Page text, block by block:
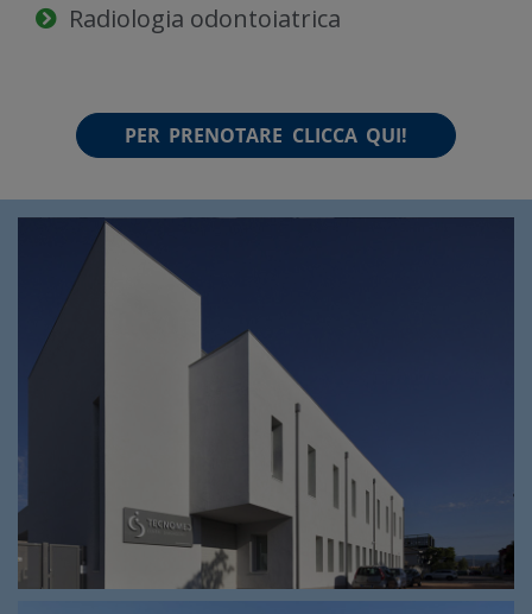
Radiologia odontoiatrica
PER PRENOTARE CLICCA QUI!